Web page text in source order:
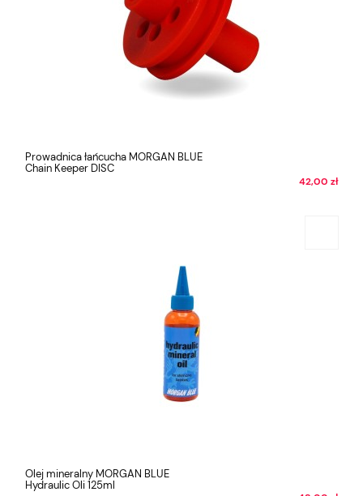
Prowadnica łańcucha MORGAN BLUE
Chain Keeper DISC
42,00 zł
Olej mineralny MORGAN BLUE
Hydraulic Oli 125ml